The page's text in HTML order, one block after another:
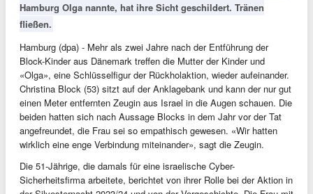
Hamburg Olga nannte, hat ihre Sicht geschildert. Tränen
fließen.
Hamburg (dpa) - Mehr als zwei Jahre nach der Entführung der
Block-Kinder aus Dänemark treffen die Mutter der Kinder und
«Olga», eine Schlüsselfigur der Rückholaktion, wieder aufeinander.
Christina Block (53) sitzt auf der Anklagebank und kann der nur gut
einen Meter entfernten Zeugin aus Israel in die Augen schauen. Die
beiden hatten sich nach Aussage Blocks in dem Jahr vor der Tat
angefreundet, die Frau sei so empathisch gewesen. «Wir hatten
wirklich eine enge Verbindung miteinander», sagt die Zeugin.
Die 51-Jährige, die damals für eine israelische Cyber-
Sicherheitsfirma arbeitete, berichtet von ihrer Rolle bei der Aktion in